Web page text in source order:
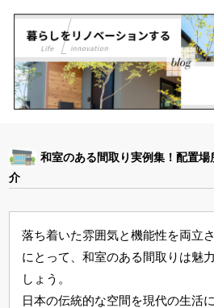
和室のある間取り実例集！配置
介
落ち着いた雰囲気と機能性を両立
にとって、和室のある間取りは魅
しょう。
日本の伝統的な空間を現代の生活